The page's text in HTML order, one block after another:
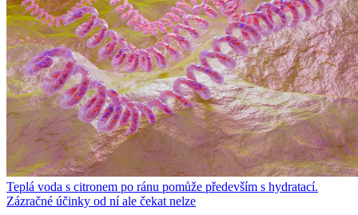
Teplá voda s citronem po ránu pomůže především s hydratací.
Zázračné účinky od ní ale čekat nelze